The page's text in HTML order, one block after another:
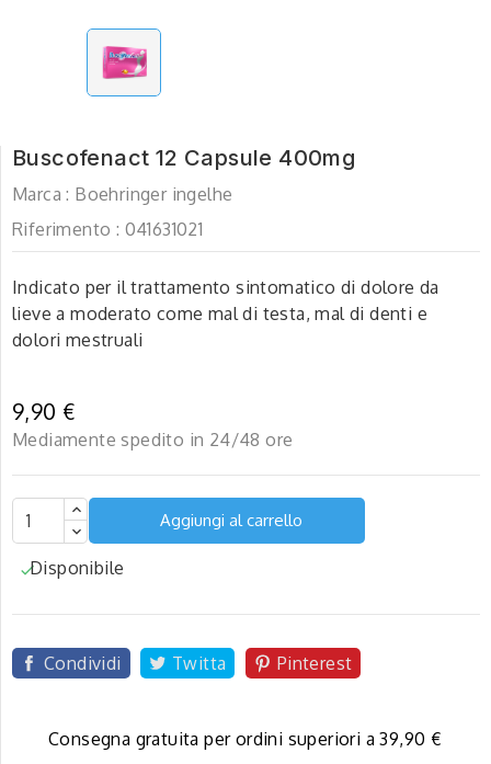
Buscofenact 12 Capsule 400mg
Marca : Boehringer ingelhe
Riferimento : 041631021
Indicato per il trattamento sintomatico di dolore da
lieve a moderato come mal di testa, mal di denti e
dolori mestruali
9,90 €
Mediamente spedito in 24/48 ore
Aggiungi al carrello
Disponibile
Condividi Twitta Pinterest
Consegna gratuita per ordini superiori a 39,90 €